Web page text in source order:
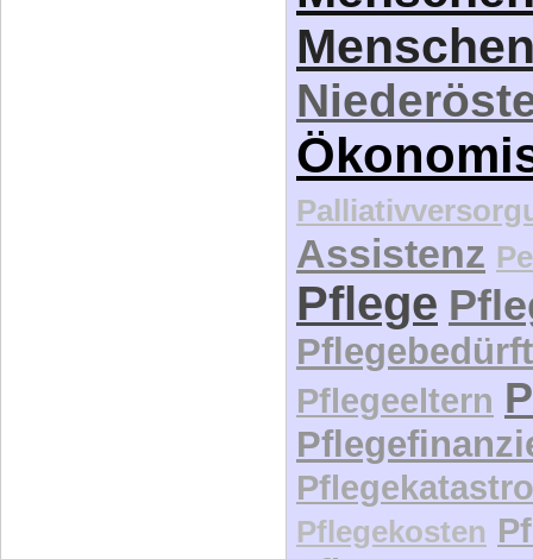
Assistenz
Pflege
Pflegeeltern
Pflegekosten